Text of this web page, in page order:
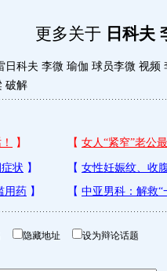
更多关于 日科夫
日科夫 李微 瑜伽 球员李微 视频
破解
隐藏地址 设为辩论话题